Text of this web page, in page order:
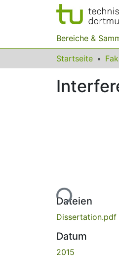
Bereiche &
Startseite
Lade...
Dateien
Dissertation.pdf
Datum
2015